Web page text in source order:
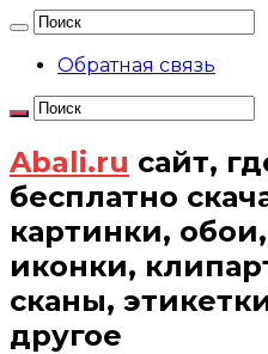
Обратная связь
Abali.ru сайт,
бесплатно
картинки,
иконки,
сканы,
другое